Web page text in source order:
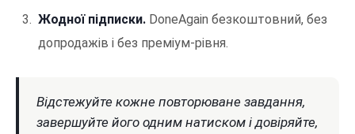
Жодної підписки. DoneAgain безкоштовний, без
допродажів і без преміум-рівня.
Відстежуйте кожне повторюване завдання,
завершуйте його одним натиском і довіряйте,